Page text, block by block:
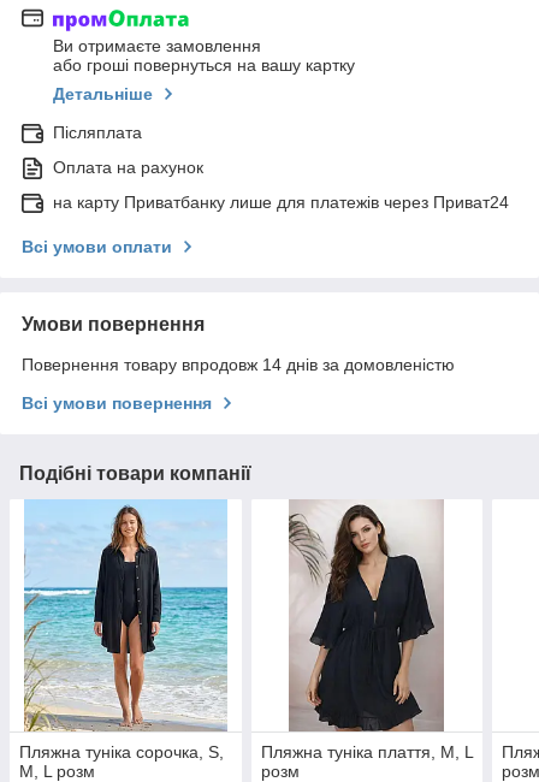
Ви отримаєте замовлення
або гроші повернуться на вашу картку
Детальніше
Післяплата
Оплата на рахунок
на карту Приватбанку лише для платежів через Приват24
Всі умови оплати
Умови повернення
Повернення товару впродовж 14 днів за домовленістю
Всі умови повернення
Подібні товари компанії
Пляжна туніка сорочка, S,
M, L розм
Пляжна туніка плаття, M, L
розм